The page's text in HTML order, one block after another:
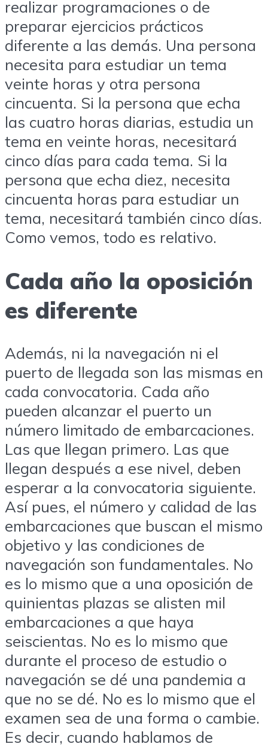
realizar programaciones o de
preparar ejercicios prácticos
diferente a las demás. Una persona
necesita para estudiar un tema
veinte horas y otra persona
cincuenta. Si la persona que echa
las cuatro horas diarias, estudia un
tema en veinte horas, necesitará
cinco días para cada tema. Si la
persona que echa diez, necesita
cincuenta horas para estudiar un
tema, necesitará también cinco días.
Como vemos, todo es relativo.
Cada año la oposición
es diferente
Además, ni la navegación ni el
puerto de llegada son las mismas en
cada convocatoria. Cada año
pueden alcanzar el puerto un
número limitado de embarcaciones.
Las que llegan primero. Las que
llegan después a ese nivel, deben
esperar a la convocatoria siguiente.
Así pues, el número y calidad de las
embarcaciones que buscan el mismo
objetivo y las condiciones de
navegación son fundamentales. No
es lo mismo que a una oposición de
quinientas plazas se alisten mil
embarcaciones a que haya
seiscientas. No es lo mismo que
durante el proceso de estudio o
navegación se dé una pandemia a
que no se dé. No es lo mismo que el
examen sea de una forma o cambie.
Es decir, cuando hablamos de